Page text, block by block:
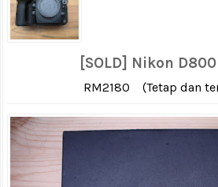
[SOLD] Nikon
RM2180 (Tetap dan